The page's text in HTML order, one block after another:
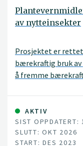
av nytteinsekter
Prosjektet er
bærekraftig bruk
å fremme
kunnskapen om
leveområder for
AKTIV
SIST
SLUTT: OKT 2026
START: DES 2023